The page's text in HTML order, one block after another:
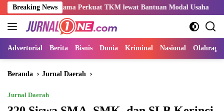
Langsung
ke
konten
Breaking News
Rama Perkuat TKM lewat Bantuan Modal Usaha
Advertorial Berita Bisnis Dunia Kriminal Nasional Olahraga
Beranda Jurnal Daerah
Jurnal Daerah